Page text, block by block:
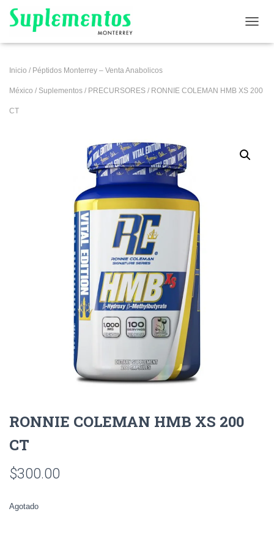
Inicio / Péptidos Monterrey – Venta Anabolicos
México / Suplementos / PRECURSORES / RONNIE COLEMAN HMB XS 200
CT
RONNIE COLEMAN HMB XS 200
CT
$300.00
Agotado